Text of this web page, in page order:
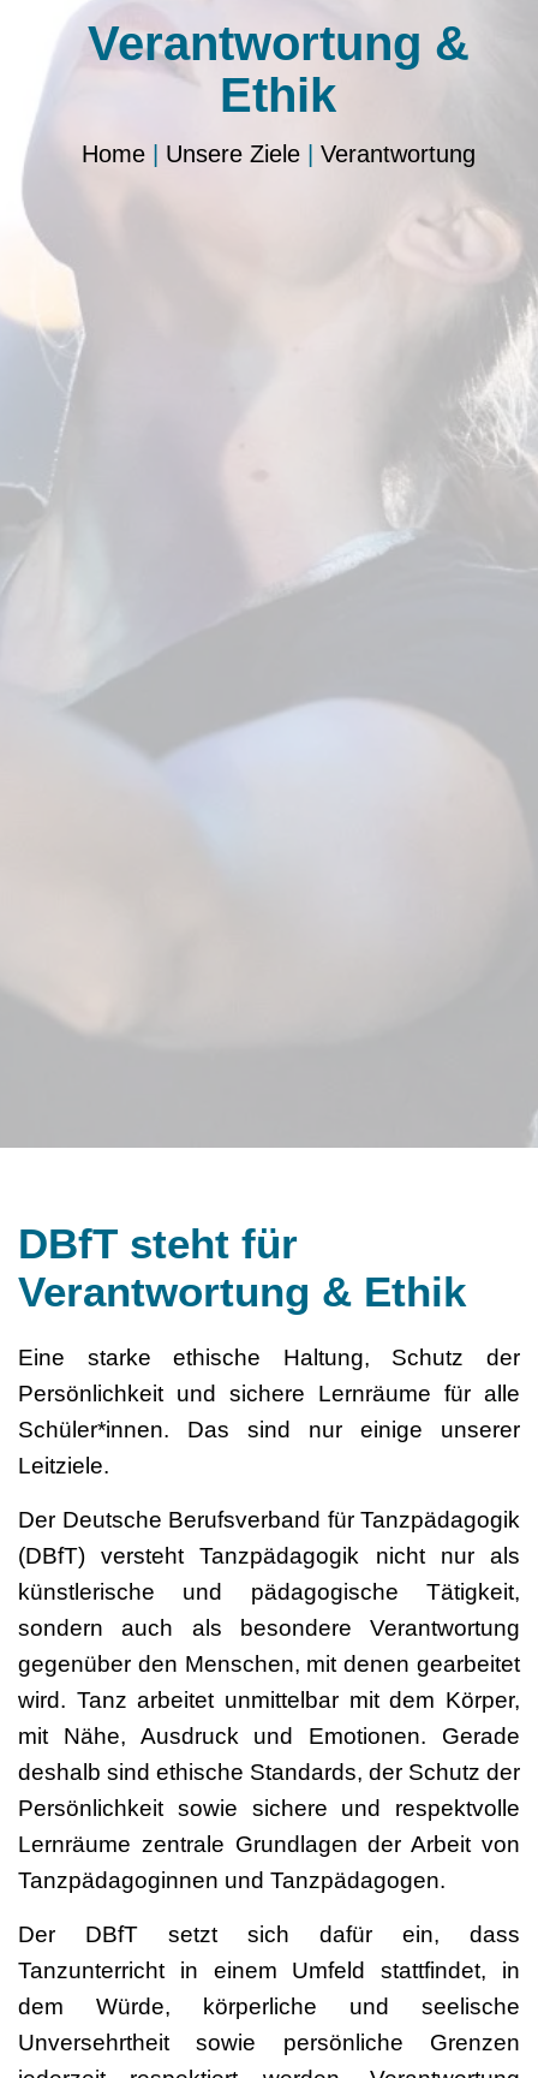
Verantwortung &
Ethik
Home| Unsere Ziele| Verantwortung
DBfT steht für
Verantwortung & Ethik
Eine starke ethische Haltung, Schutz der
Persönlichkeit und sichere Lernräume für alle
Schüler*innen. Das sind nur einige unserer
Leitziele.
Der Deutsche Berufsverband für Tanzpädagogik
(DBfT) versteht Tanzpädagogik nicht nur als
künstlerische und pädagogische Tätigkeit,
sondern auch als besondere Verantwortung
gegenüber den Menschen, mit denen gearbeitet
wird. Tanz arbeitet unmittelbar mit dem Körper,
mit Nähe, Ausdruck und Emotionen. Gerade
deshalb sind ethische Standards, der Schutz der
Persönlichkeit sowie sichere und respektvolle
Lernräume zentrale Grundlagen der Arbeit von
Tanzpädagoginnen und Tanzpädagogen.
Der DBfT setzt sich dafür ein, dass
Tanzunterricht in einem Umfeld stattfindet, in
dem Würde, körperliche und seelische
Unversehrtheit sowie persönliche Grenzen